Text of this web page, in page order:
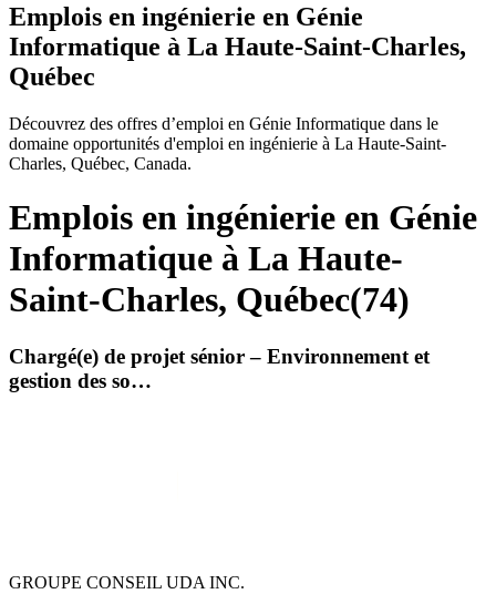
Emplois en ingénierie en Génie
Informatique à La Haute-Saint-Charles,
Québec
Découvrez des offres d’emploi en Génie Informatique dans le
domaine opportunités d'emploi en ingénierie à La Haute-Saint-
Charles, Québec, Canada.
Emplois en ingénierie en Génie
Informatique à La Haute-
Saint-Charles, Québec(74)
Chargé(e) de projet sénior – Environnement et
gestion des so…
GROUPE CONSEIL UDA INC.